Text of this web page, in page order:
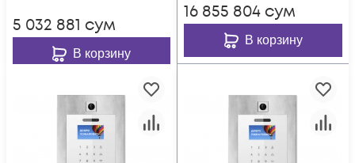
5 032 881 сум
В корзину
16 855 804 сум
В корзину